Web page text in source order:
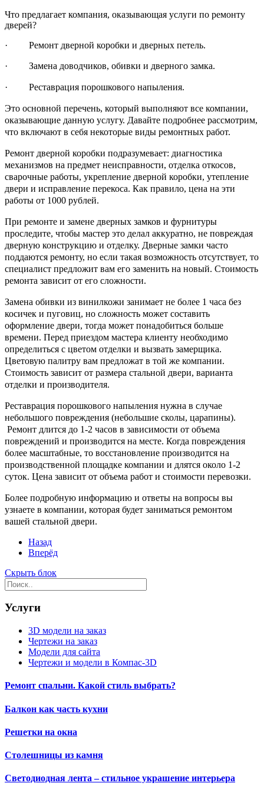
Что предлагает компания, оказывающая услуги по ремонту
дверей?
· Ремонт дверной коробки и дверных петель.
· Замена доводчиков, обивки и дверного замка.
· Реставрация порошкового напыления.
Это основной перечень, который выполняют все компании,
оказывающие данную услугу. Давайте подробнее рассмотрим,
что включают в себя некоторые виды ремонтных работ.
Ремонт дверной коробки подразумевает: диагностика
механизмов на предмет неисправности, отделка откосов,
сварочные работы, укрепление дверной коробки, утепление
двери и исправление перекоса. Как правило, цена на эти
работы от 1000 рублей.
При ремонте и замене дверных замков и фурнитуры
проследите, чтобы мастер это делал аккуратно, не повреждая
дверную конструкцию и отделку. Дверные замки часто
поддаются ремонту, но если такая возможность отсутствует, то
специалист предложит вам его заменить на новый. Стоимость
ремонта зависит от его сложности.
Замена обивки из винилкожи занимает не более 1 часа без
косичек и пуговиц, но сложность может составить
оформление двери, тогда может понадобиться больше
времени. Перед приездом мастера клиенту необходимо
определиться с цветом отделки и вызвать замерщика.
Цветовую палитру вам предложат в той же компании.
Стоимость зависит от размера стальной двери, варианта
отделки и производителя.
Реставрация порошкового напыления нужна в случае
небольшого повреждения (небольшие сколы, царапины).
Ремонт длится до 1-2 часов в зависимости от объема
повреждений и производится на месте. Когда повреждения
более масштабные, то восстановление производится на
производственной площадке компании и длятся около 1-2
суток. Цена зависит от объема работ и стоимости перевозки.
Более подробную информацию и ответы на вопросы вы
узнаете в компании, которая будет заниматься ремонтом
вашей стальной двери.
Назад
Вперёд
Скрыть блок
Услуги
3D модели на заказ
Чертежи на заказ
Модели для сайта
Чертежи и модели в Компас-3D
Ремонт спальни. Какой стиль выбрать?
Балкон как часть кухни
Решетки на окна
Столешницы из камня
Светодиодная лента – стильное украшение интерьера